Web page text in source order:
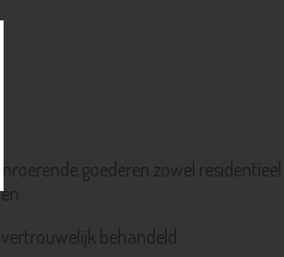
goederen zowel residentïeel
behandeld.